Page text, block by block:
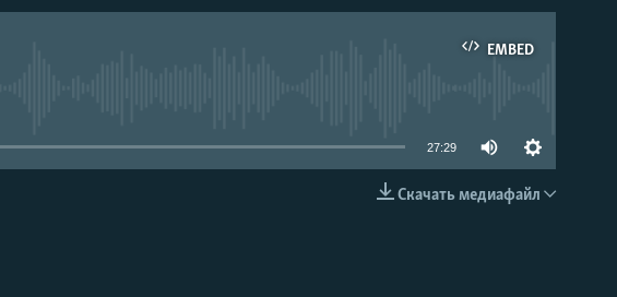
EMBED
EMBED
27:29
Скачать медиафайл